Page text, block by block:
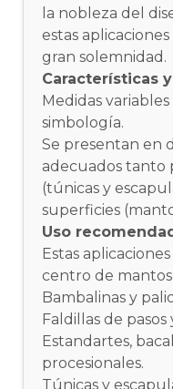
la nobleza del
estas
gran solemnidad.
Características
Medidas
simbología.
Se presentan en
adecuados tanto
(túnicas y
superficies
Uso
Estas
centro de mantos
Bambalinas y
Faldillas de pasos
Estandartes,
procesionales.
Túnicas y